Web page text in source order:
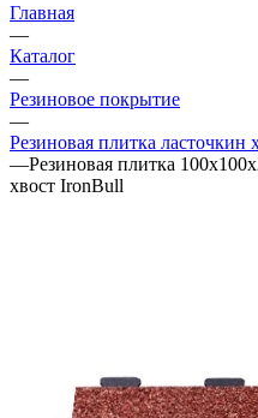
Главная
—
Каталог
—
Резиновое покрытие
—
Резиновая плитка ласточкин
—Резиновая плитка
хвост IronBull